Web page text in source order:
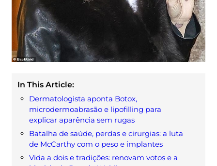
In This Article:
Dermatologista aponta Botox,
microdermoabrasão e lipofilling para
explicar aparência sem rugas
Batalha de saúde, perdas e cirurgias: a luta
de McCarthy com o peso e implantes
Vida a dois e tradições: renovam votos e a